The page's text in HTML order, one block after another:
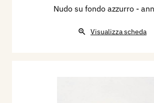
Nudo su fondo azzurro -
Visualizza scheda